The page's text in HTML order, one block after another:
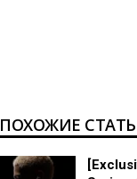
ПОХОЖИЕ